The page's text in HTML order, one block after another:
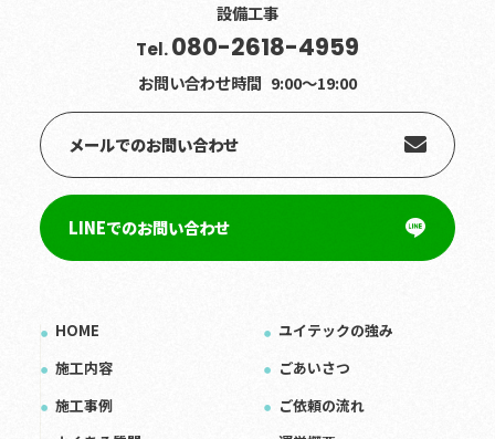
設備工事
Tel. 080-2618-4959
お問い合わせ時間 9:00〜19:00
メールでのお問い合わせ
LINEでのお問い合わせ
HOME
ユイテックの強み
施工内容
ごあいさつ
施工事例
ご依頼の流れ